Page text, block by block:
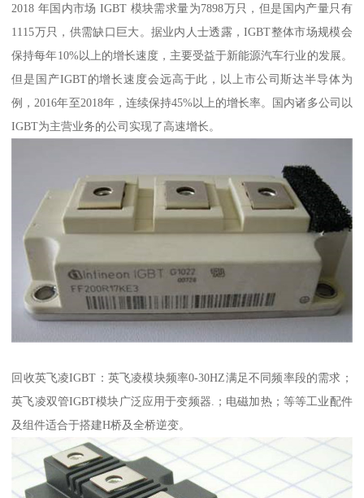
2018 年国内市场 IGBT 模块需求量为7898万只，但是国内产量只有
1115万只，供需缺口巨大。据业内人士透露，IGBT整体市场规模会
保持每年10%以上的增长速度，主要受益于新能源汽车行业的发展。
但是国产IGBT的增长速度会远高于此，以上市公司斯达半导体为
例，2016年至2018年，连续保持45%以上的增长率。国内诸多公司以
IGBT为主营业务的公司实现了高速增长。
回收英飞凌IGBT：英飞凌模块频率0-30HZ满足不同频率段的需求；
英飞凌双管IGBT模块广泛应用于变频器.；电磁加热；等等工业配件
及组件适合于搭建H桥及全桥逆变。